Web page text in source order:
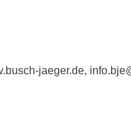
jaeger.de,